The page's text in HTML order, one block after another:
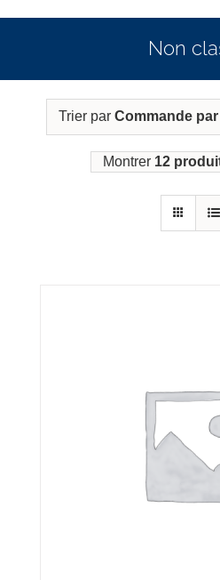
Non
Trier par Commande
Montrer 12